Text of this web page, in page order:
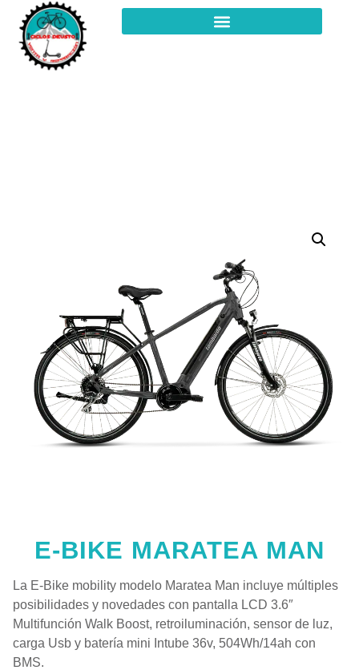
E-BIKE MARATEA MAN
La E-Bike mobility modelo Maratea Man incluye múltiples
posibilidades y novedades con pantalla LCD 3.6″
Multifunción Walk Boost, retroiluminación, sensor de luz,
carga Usb y batería mini Intube 36v, 504Wh/14ah con
BMS.